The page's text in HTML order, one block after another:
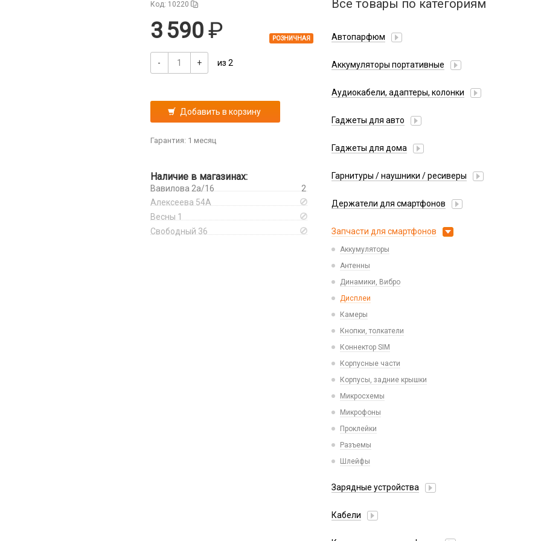
Код: 10220
3 590 РОЗНИЧНАЯ
- + из 2
Добавить в корзину
Гарантия: 1 месяц
Наличие в магазинах:
Вавилова 2а/16
2
Алексеева 54А
Весны 1
Свободный 36
Все товары по категориям
Автопарфюм
Аккумуляторы портативные
Аудиокабели, адаптеры, колонки
Аудиокабель
Колонки беспроводные
Гаджеты для авто
Парковочные автовизитки
Гаджеты для дома
Разное
Гарнитуры / наушники / ресиверы
Гарнитуры Bluetooth
Держатели для смартфонов
Липперы
Настольные
Пластины для держателей
Спортивные
Запчасти для смартфонов
Аккумуляторы
Антенны
Динамики, Вибро
Дисплеи
Камеры
Кнопки, толкатели
Коннектор SIM
Корпусные части
Корпусы, задние крышки
Микросхемы
Микрофоны
Проклейки
Разъемы
Шлейфы
Зарядные устройства
АЗУ + FM-модулятор
Кабели